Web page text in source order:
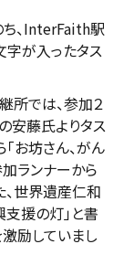
ち、InterFaith駅
字が入ったタス
所では、参加２
安藤氏よりタス
お坊さん、がん
加ランナーから
、世界遺産仁和
援の灯」と書
励していまし